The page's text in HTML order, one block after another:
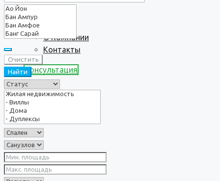
О нас
О Компании
Контакты
Консультация
Очистить
Найти